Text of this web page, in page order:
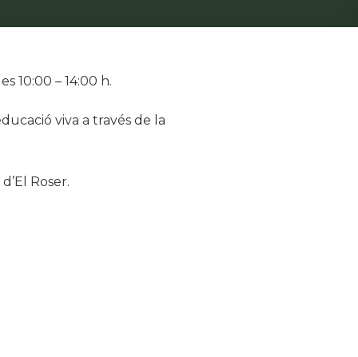
10:00 – 14:00 h.
viva a través de la
Roser.